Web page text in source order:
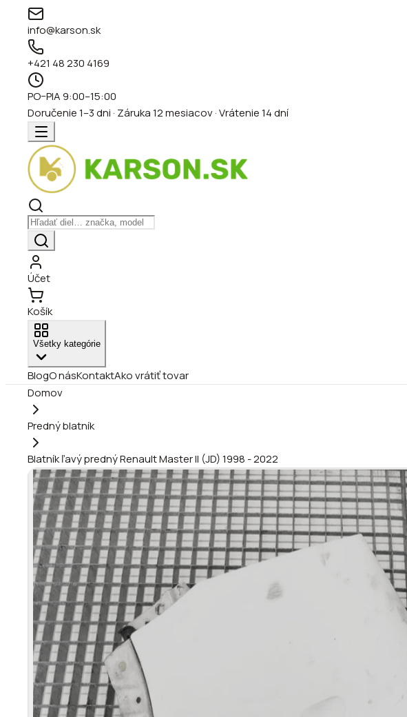
info@karson.sk
+421 48 230 4169
PO–PIA 9:00–15:00
Doručenie 1–3 dni · Záruka 12 mesiacov · Vrátenie 14 dní
Účet
Košík
Všetky kategórie
BlogO násKontaktAko vrátiť tovar
Domov
Predný blatník
Blatník ľavý predný Renault Master II (JD) 1998 - 2022